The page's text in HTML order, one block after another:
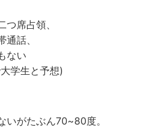
席占領、
話、
ない
学生と予想)
いがたぶん70~80度。